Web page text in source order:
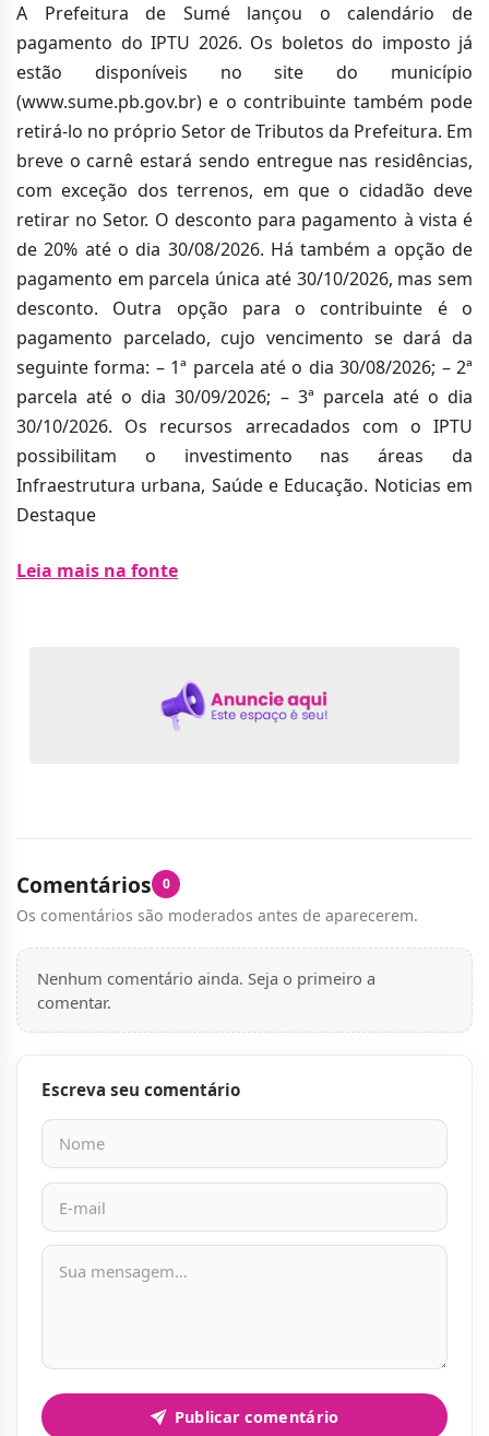
A Prefeitura de Sumé lançou o calendário de
pagamento do IPTU 2026. Os boletos do imposto já
estão disponíveis no site do município
(www.sume.pb.gov.br) e o contribuinte também pode
retirá-lo no próprio Setor de Tributos da Prefeitura. Em
breve o carnê estará sendo entregue nas residências,
com exceção dos terrenos, em que o cidadão deve
retirar no Setor. O desconto para pagamento à vista é
de 20% até o dia 30/08/2026. Há também a opção de
pagamento em parcela única até 30/10/2026, mas sem
desconto. Outra opção para o contribuinte é o
pagamento parcelado, cujo vencimento se dará da
seguinte forma: – 1ª parcela até o dia 30/08/2026; – 2ª
parcela até o dia 30/09/2026; – 3ª parcela até o dia
30/10/2026. Os recursos arrecadados com o IPTU
possibilitam o investimento nas áreas da
Infraestrutura urbana, Saúde e Educação. Noticias em
Destaque
Leia mais na fonte
Comentários 0
Os comentários são moderados antes de aparecerem.
Nenhum comentário ainda. Seja o primeiro a
comentar.
Escreva seu comentário
Nome
E-mail
Mensagem
Publicar comentário